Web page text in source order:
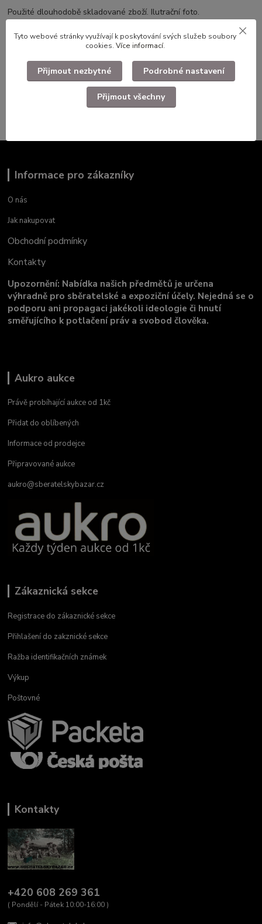
Použité dlouhodobě skladované zboží. Ilutrační foto.
Faleristika, odznaky, nášivky
Odznaky ČSLA, LM, SNB, Svazarm
Informace pro zákazníky
O nás
Jak nakupovat
Obchodní podmínky
Kontakty
Upozornění: Nabídka našich předmětů je určena
výhradně pro sběratelské a expoziční účely. Nejedná se o
podporu ani propagaci jakékoli ideologie či hnutí
směřujícího k potlačení práv a svobod člověka.
Aukro aukce
Právě probíhající aukce od 1kč
Přidat do oblíbených
Informace od prodejce
Připravované aukce
aukro@sberatelskybazar.cz
Zákaznická sekce
Registrace do zákaznické sekce
Přihlašení do zakznické sekce
Ražba identifikačních známek
Výkup
Poštovné
Kontakty
+420 608 269 361
( Pondělí - Pátek 10:00-16:00 )
Tyto webové stránky využívají k poskytování svých služeb soubory
cookies. Více informací.
Přijmout nezbytné Podrobné nastavení
Přijmout všechny